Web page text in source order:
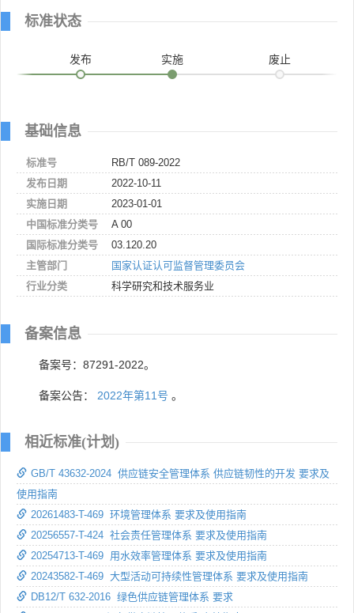
标准状态
发布 实施 废止
基础信息
标准号
RB/T 089-2022
发布日期
2022-10-11
实施日期
2023-01-01
中国标准分类号
A 00
国际标准分类号
03.120.20
主管部门
国家认证认可监督管理委员会
行业分类
科学研究和技术服务业
备案信息
备案号：87291-2022。
备案公告： 2022年第11号 。
相近标准(计划)
GB/T 43632-2024 供应链安全管理体系 供应链韧性的开发 要求及
使用指南
20261483-T-469 环境管理体系 要求及使用指南
20256557-T-424 社会责任管理体系 要求及使用指南
20254713-T-469 用水效率管理体系 要求及使用指南
20243582-T-469 大型活动可持续性管理体系 要求及使用指南
DB12/T 632-2016 绿色供应链管理体系 要求